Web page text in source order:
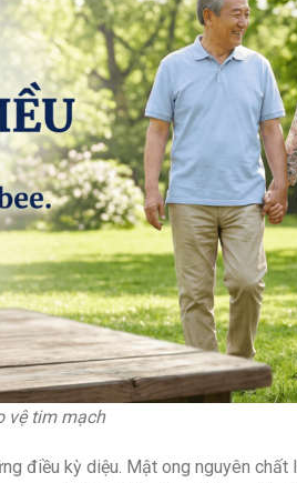
vệ tim mạch
điều kỳ diệu. Mật ong nguyên chất